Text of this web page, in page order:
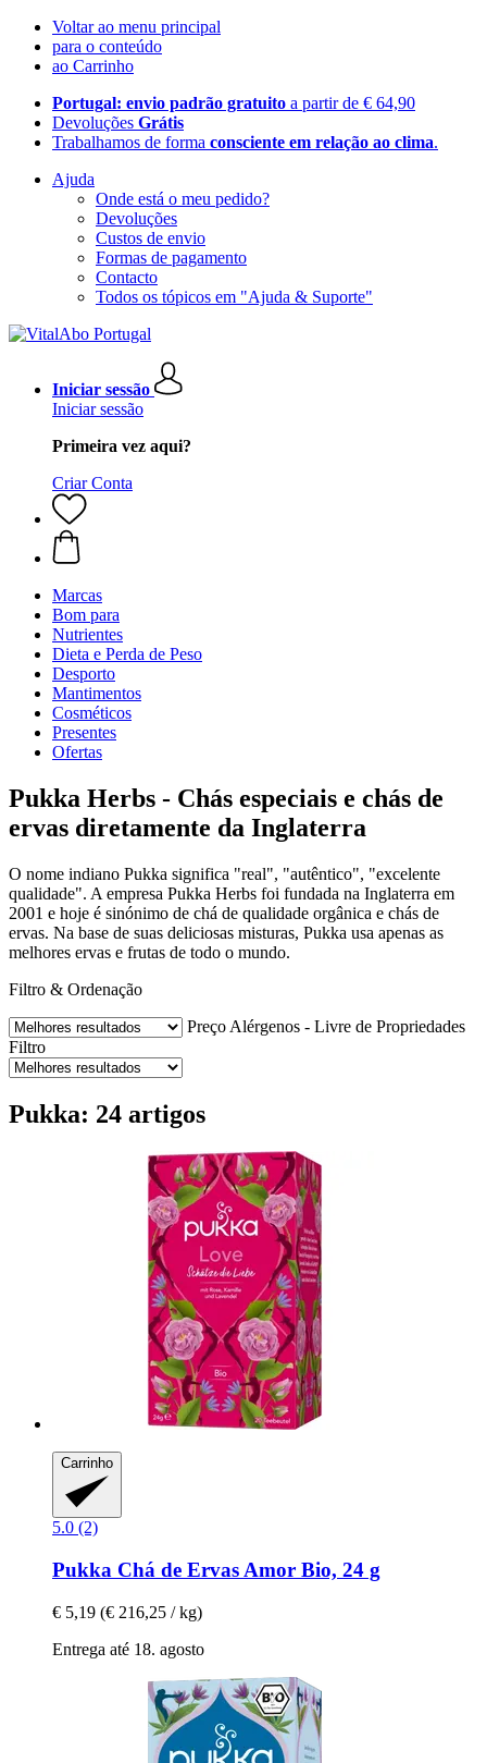
Voltar ao menu principal
para o conteúdo
ao Carrinho
Portugal: envio padrão gratuito a partir de € 64,90
Devoluções Grátis
Trabalhamos de forma consciente em relação ao clima.
Ajuda
Onde está o meu pedido?
Devoluções
Custos de envio
Formas de pagamento
Contacto
Todos os tópicos em "Ajuda & Suporte"
Iniciar sessão
Iniciar sessão
Primeira vez aqui?
Criar Conta
Marcas
Bom para
Nutrientes
Dieta e Perda de Peso
Desporto
Mantimentos
Cosméticos
Presentes
Ofertas
Pukka Herbs - Chás especiais e chás de
ervas diretamente da Inglaterra
O nome indiano Pukka significa "real", "autêntico", "excelente
qualidade". A empresa Pukka Herbs foi fundada na Inglaterra em
2001 e hoje é sinónimo de chá de qualidade orgânica e chás de
ervas. Na base de suas deliciosas misturas, Pukka usa apenas as
melhores ervas e frutas de todo o mundo.
Filtro & Ordenação
Preço Alérgenos - Livre de Propriedades
Filtro
Pukka: 24 artigos
Carrinho
5.0 (2)
Pukka Chá de Ervas Amor Bio, 24 g
€ 5,19 (€ 216,25 / kg)
Entrega até 18. agosto